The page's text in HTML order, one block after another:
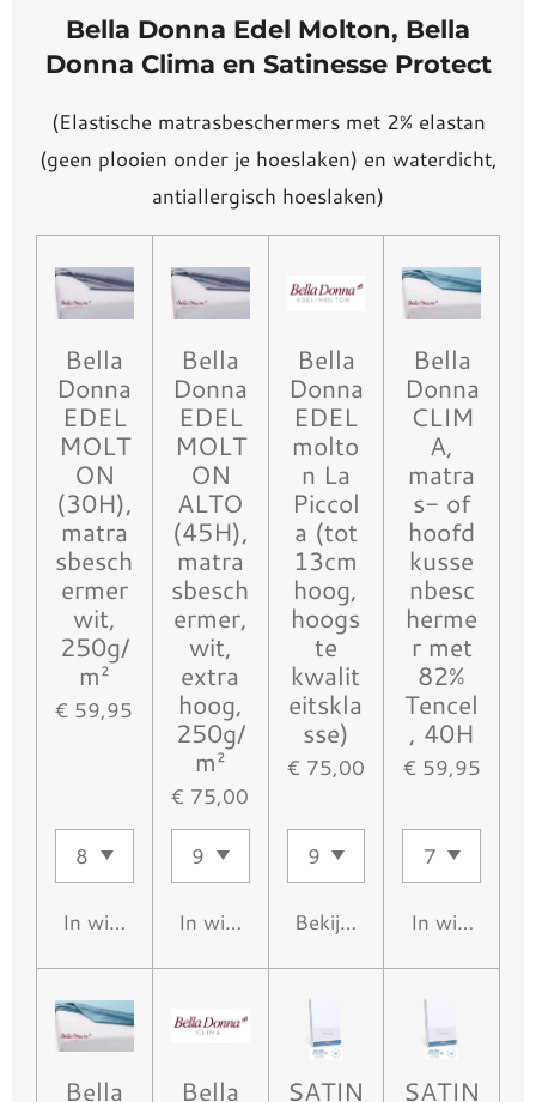
Bella Donna Edel Molton, Bella
Donna Clima en Satinesse Protect
(Elastische matrasbeschermers met 2% elastan
(geen plooien onder je hoeslaken) en waterdicht,
antiallergisch hoeslaken)
Bella
Donna
EDEL
MOLT
ON
(30H),
matra
sbesch
ermer
wit,
250g/
m²
€ 59,95
In winkelwagen
Bella
Donna
EDEL
MOLT
ON
ALTO
(45H),
matra
sbesch
ermer,
wit,
extra
hoog,
250g/
m²
€ 75,00
In winkelwagen
Bella
Donna
EDEL
molto
n La
Piccol
a (tot
13cm
hoog,
hoogs
te
kwalit
eitskla
sse)
€ 75,00
Bekijk details
Bella
Donna
CLIM
A,
matra
s- of
hoofd
kusse
nbesc
herme
r met
82%
Tencel
, 40H
€ 59,95
In
Bella
Bella
SATIN
SATIN